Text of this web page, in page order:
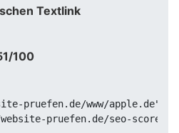
Textlink
100
pruefen.de/www/apple.de"